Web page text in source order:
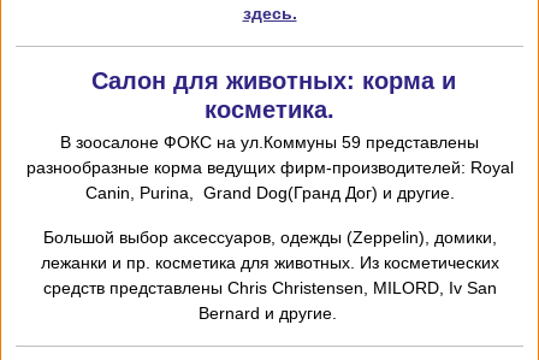
здесь.
Салон для животных: корма и
косметика.
В зоосалоне ФОКС на ул.Коммуны 59 представлены
разнообразные корма ведущих фирм-производителей: Royal
Canin, Purina, Grand Dog(Гранд Дог) и другие.
Большой выбор аксессуаров, одежды (Zeppelin), домики,
лежанки и пр. косметика для животных. Из косметических
средств представлены ChrisChristensen, MILORD, Iv San
Bernard и другие.